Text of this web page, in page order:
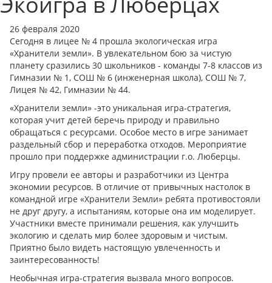
26 февраля 2020
Сегодня в лицее № 4 прошла экологическая игра
«Хранители земли». В увлекательном бою за чистую
планету сразились 30 школьников - команды 7-8 классов из
Гимназии № 1, СОШ № 6 (инженерная школа), СОШ № 7,
Лицея № 42, Гимназии № 44.
«Хранители земли» -это уникальная игра-стратегия,
которая учит детей беречь природу и правильно
обращаться с ресурсами. Особое место в игре занимает
раздельный сбор и переработка отходов. Мероприятие
прошло при поддержке администрации г.о. Люберцы.
Игру провели ее авторы и разработчики из Центра
экономии ресурсов. В отличие от привычных настолок в
командной игре «Хранители Земли» ребята противостояли
не друг другу, а испытаниям, которые она им моделирует.
Участники вместе принимали решения, как улучшить
экологию и сделать мир более здоровым и чистым.
Приятно было видеть настоящую увлеченность и
заинтересованность!
Необычная игра-стратегия вызвала много вопросов.